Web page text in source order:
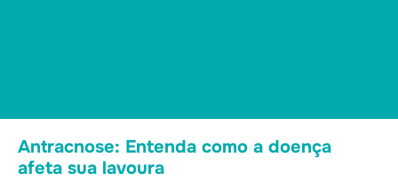
Antracnose: Entenda como a doença
afeta sua lavoura